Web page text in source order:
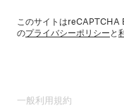
このサイトはreCAPTCHA
のプライバシーポリシーと
一般利用規約